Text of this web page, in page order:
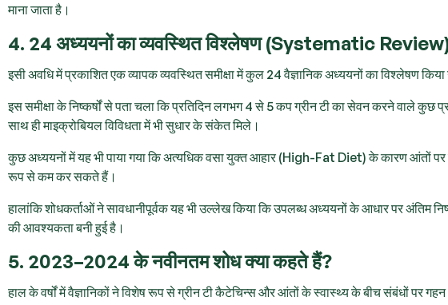
माना जाता है।
4. 24 अध्ययनों का व्यवस्थित विश्लेषण (Systematic
इसी अवधि में प्रकाशित एक व्यापक व्यवस्थित समीक्षा में कुल 24 वैज्ञानिक अध्ययनों का विश्लेषण किया
इस समीक्षा के निष्कर्षों से पता चला कि प्रतिदिन लगभग 4 से 5 कप ग्रीन टी का सेवन करने वाले कुछ
साथ ही माइक्रोबियल विविधता में भी सुधार के संकेत मिले।
कुछ अध्ययनों में यह भी पाया गया कि अत्यधिक वसा युक्त आहार (High-Fat Diet) के कारण आंतों
रूप से कम कर सकते हैं।
हालांकि शोधकर्ताओं ने सावधानीपूर्वक यह भी उल्लेख किया कि उपलब्ध अध्ययनों के आधार पर अंतिम
की आवश्यकता बनी हुई है।
5. 2023–2024 के नवीनतम शोध क्या कहते हैं?
हाल के वर्षों में वैज्ञानिकों ने विशेष रूप से ग्रीन टी कैटेचिन्स और आंतों के स्वास्थ्य के बीच संबंधों पर